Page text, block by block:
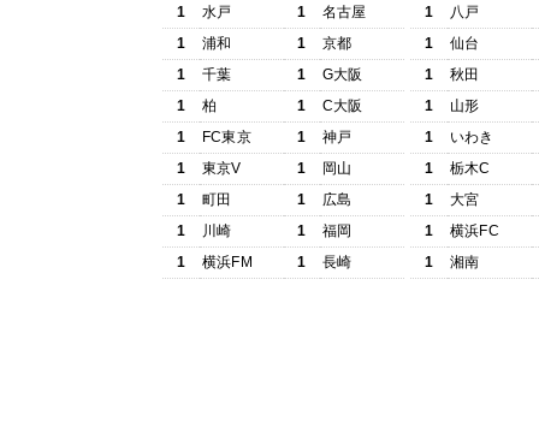
1
水戸 1
名古屋
1
浦和 1
京都
1
千葉 1
G大阪
1
柏 1
C大阪
1
FC東京 1
神戸
1
東京V 1
岡山
1
町田 1
広島
1
川崎 1
福岡
1
横浜FM 1 長崎
1
八戸
1
仙台
1
秋田
1
山形
1
いわき
1
栃木C
1
大宮
1
横浜FC
1
湘南